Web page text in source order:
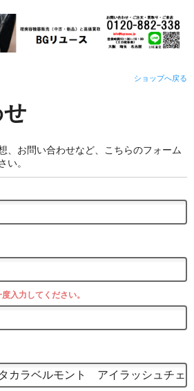
ショップへ戻る
、お問い合わせなど、こちらのフォーム
い。
入力してください。